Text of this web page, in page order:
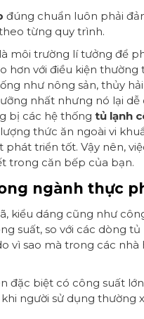
đúng chuẩn luôn phải
từng quy trình.
môi trường lí tưởng để
hơn với điều kiện
như nông sản, thủy
nhất nhưng nó lại
bị các hệ thống tủ lạnh
thức ăn ngoài vi
triển tốt. Vậy nên,
trong căn bếp của bạn.
ngành thực
kiểu dáng cũng như
suất, so với các dòng tủ
vì sao mà trong các nhà
đặc biệt có công suất
người sử dụng thường